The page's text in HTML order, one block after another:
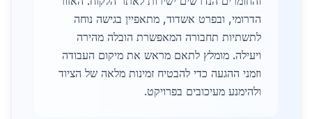
הדרומי, ובפרט אשדוד, מתאפיין בגישה נוחה
לתשתיות תחבורה המאפשרת הובלה מהירה
ויעילה. מומלץ לתאם מראש את מיקום העבודה
וזמני ההגעה כדי להבטיח זמינות מלאה של הציוד
ולהימנע מעיכובים בפרויקט.